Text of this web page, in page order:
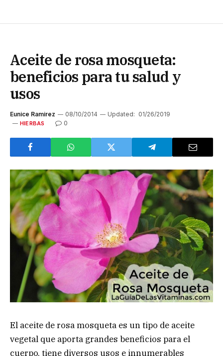
Aceite de rosa mosqueta:
beneficios para tu salud y
usos
Eunice Ramirez 08/10/2014 Updated: 01/26/2019
HIERBAS 0
El aceite de rosa mosqueta es un tipo de aceite
vegetal que aporta grandes beneficios para el
cuerpo, tiene diversos usos e innumerables